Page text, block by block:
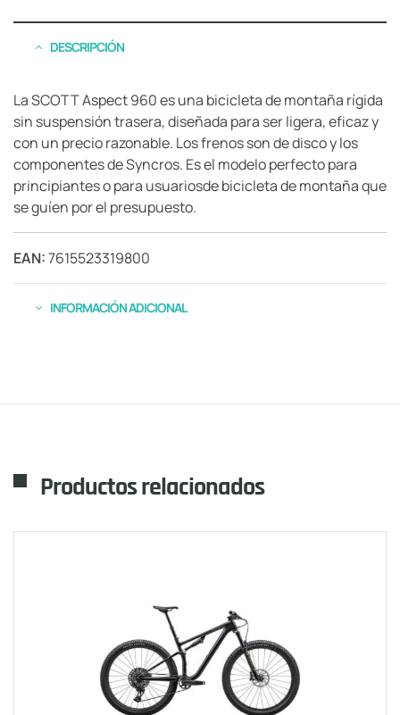
DESCRIPCIÓN
La SCOTT Aspect 960 es una bicicleta de montaña rígida
sin suspensión trasera, diseñada para ser ligera, eficaz y
con un precio razonable. Los frenos son de disco y los
componentes de Syncros. Es el modelo perfecto para
principiantes o para usuariosde bicicleta de montaña que
se guíen por el presupuesto.
EAN:7615523319800
INFORMACIÓN ADICIONAL
Productos relacionados